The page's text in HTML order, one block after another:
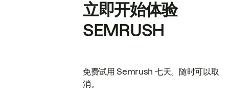
立即开始体验
SEMRUSH
免费试用 Semrush 七天。随时可以取
消。